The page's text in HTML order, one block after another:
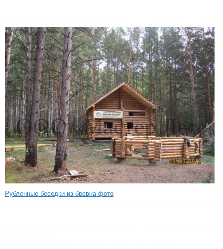
Рубленные беседки из бревна фото